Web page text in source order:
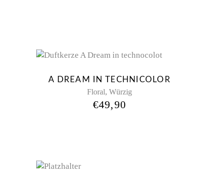
A DREAM IN TECHNICOLOR
Floral, Würzig
€49,90